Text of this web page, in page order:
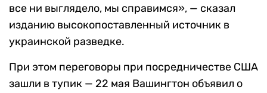
все ни выглядело, мы справимся», — сказал
изданию высокопоставленный источник в
украинской разведке.
При этом переговоры при посредничестве США
зашли в тупик — 22 мая Вашингтон объявил о